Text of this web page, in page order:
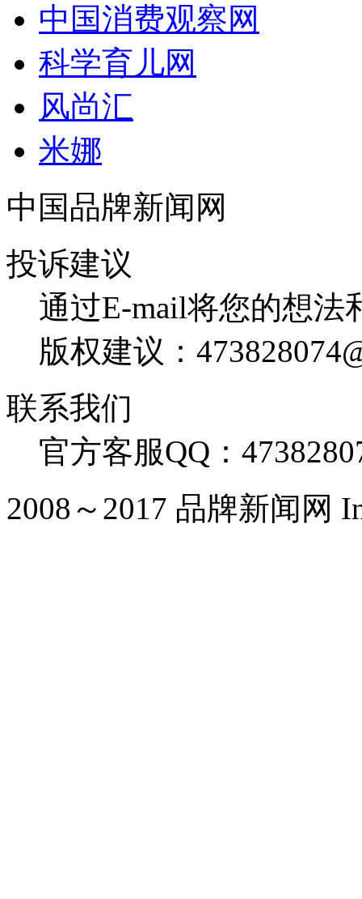
中国消费观察网
科学育儿网
风尚汇
米娜
中国品牌新闻网
投诉建议
通过E-mail将您的想法
版权建议：
联系我们
官方客服QQ：
2008～2017 品牌新闻网